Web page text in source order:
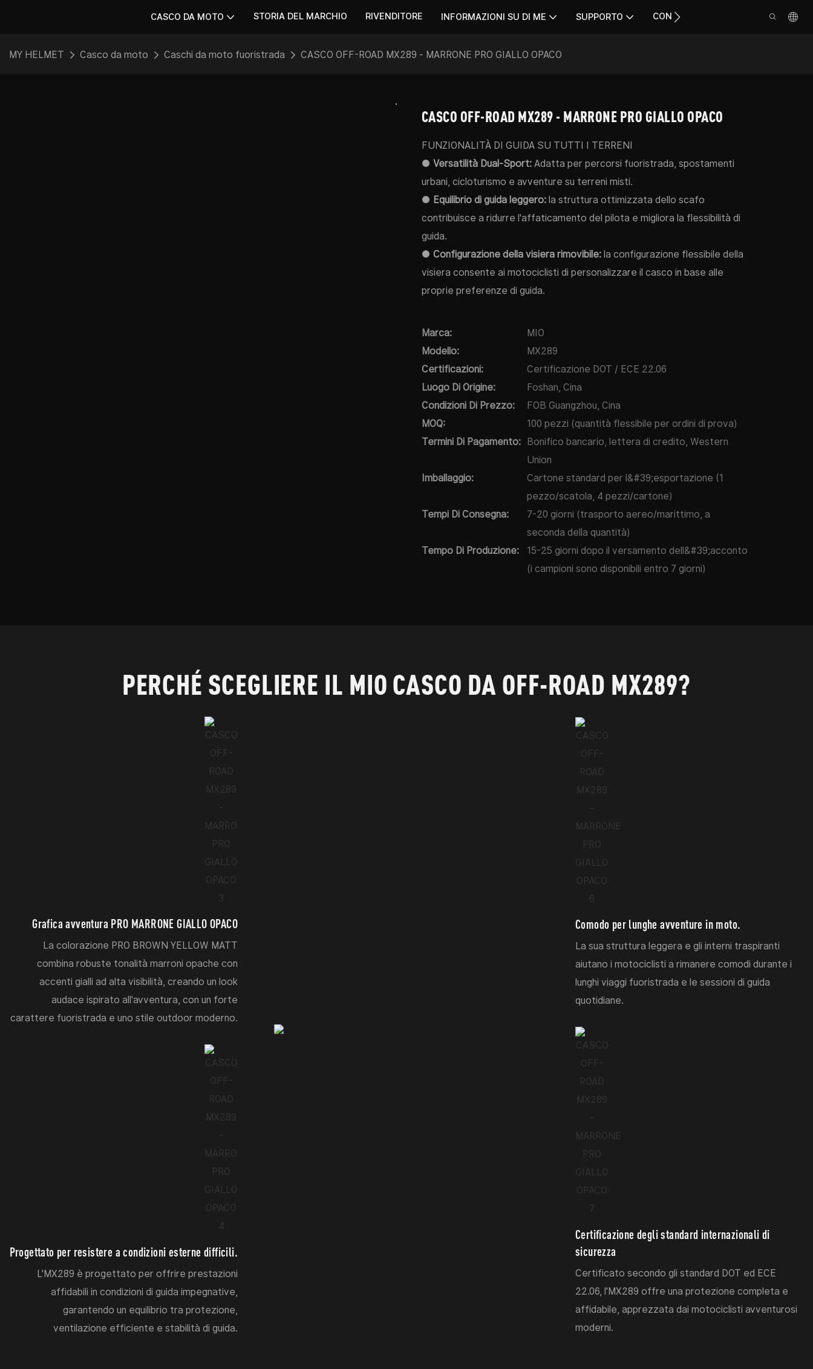
CASCO DA MOTO STORIA DEL MARCHIO RIVENDITORE INFORMAZIONI SU DI ME SUPPORTO CONTATTO
MY HELMET Casco da moto Caschi da moto fuoristrada CASCO OFF-ROAD MX289 - MARRONE PRO GIALLO OPACO
CASCO OFF-ROAD MX289 - MARRONE PRO GIALLO OPACO
FUNZIONALITÀ DI GUIDA SU TUTTI I TERRENI
● Versatilità Dual-Sport: Adatta per percorsi fuoristrada, spostamenti
urbani, cicloturismo e avventure su terreni misti.
● Equilibrio di guida leggero: la struttura ottimizzata dello scafo
contribuisce a ridurre l'affaticamento del pilota e migliora la flessibilità di
guida.
● Configurazione della visiera rimovibile: la configurazione flessibile della
visiera consente ai motociclisti di personalizzare il casco in base alle
proprie preferenze di guida.
Marca:
MIO
Modello:
MX289
Certificazioni:
Certificazione DOT / ECE 22.06
Luogo Di Origine:
Foshan, Cina
Condizioni Di Prezzo:
FOB Guangzhou, Cina
MOQ:
100 pezzi (quantità flessibile per ordini di prova)
Termini Di Pagamento: Bonifico bancario, lettera di credito, Western
Union
Imballaggio:
Cartone standard per l&#39;esportazione (1
pezzo/scatola, 4 pezzi/cartone)
Tempi Di Consegna:
7-20 giorni (trasporto aereo/marittimo, a
seconda della quantità)
Tempo Di Produzione:
15-25 giorni dopo il versamento dell&#39;acconto
(i campioni sono disponibili entro 7 giorni)
PERCHÉ SCEGLIERE IL MIO CASCO DA OFF-ROAD MX289?
Grafica avventura PRO MARRONE GIALLO OPACO
La colorazione PRO BROWN YELLOW MATT
combina robuste tonalità marroni opache con
accenti gialli ad alta visibilità, creando un look
audace ispirato all'avventura, con un forte
carattere fuoristrada e uno stile outdoor moderno.
Progettato per resistere a condizioni esterne difficili.
L'MX289 è progettato per offrire prestazioni
affidabili in condizioni di guida impegnative,
garantendo un equilibrio tra protezione,
ventilazione efficiente e stabilità di guida.
Comodo per lunghe avventure in moto.
La sua struttura leggera e gli interni traspiranti
aiutano i motociclisti a rimanere comodi durante i
lunghi viaggi fuoristrada e le sessioni di guida
quotidiane.
Certificazione degli standard internazionali di
sicurezza
Certificato secondo gli standard DOT ed ECE
22.06, l'MX289 offre una protezione completa e
affidabile, apprezzata dai motociclisti avventurosi
moderni.